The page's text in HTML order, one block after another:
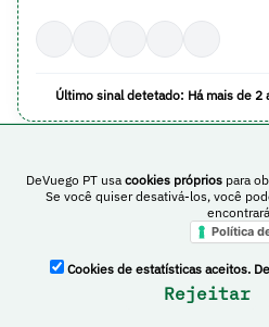
Último sinal detetado: Há mais de 2
PingoTinto
DeVuego PT usa cookies própriospara
Se você quiser desativá-los, você
Política
Cookies de estatísticas aceitos.
Rejeitar